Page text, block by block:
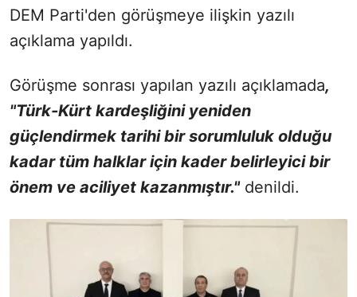
DEM Parti'den görüşmeye ilişkin yazılı
açıklama yapıldı.
Görüşme sonrası yapılan yazılı açıklamada,
"Türk-Kürt kardeşliğini yeniden
güçlendirmek tarihi bir sorumluluk olduğu
kadar tüm halklar için kader belirleyici bir
önem ve aciliyet kazanmıştır."denildi.